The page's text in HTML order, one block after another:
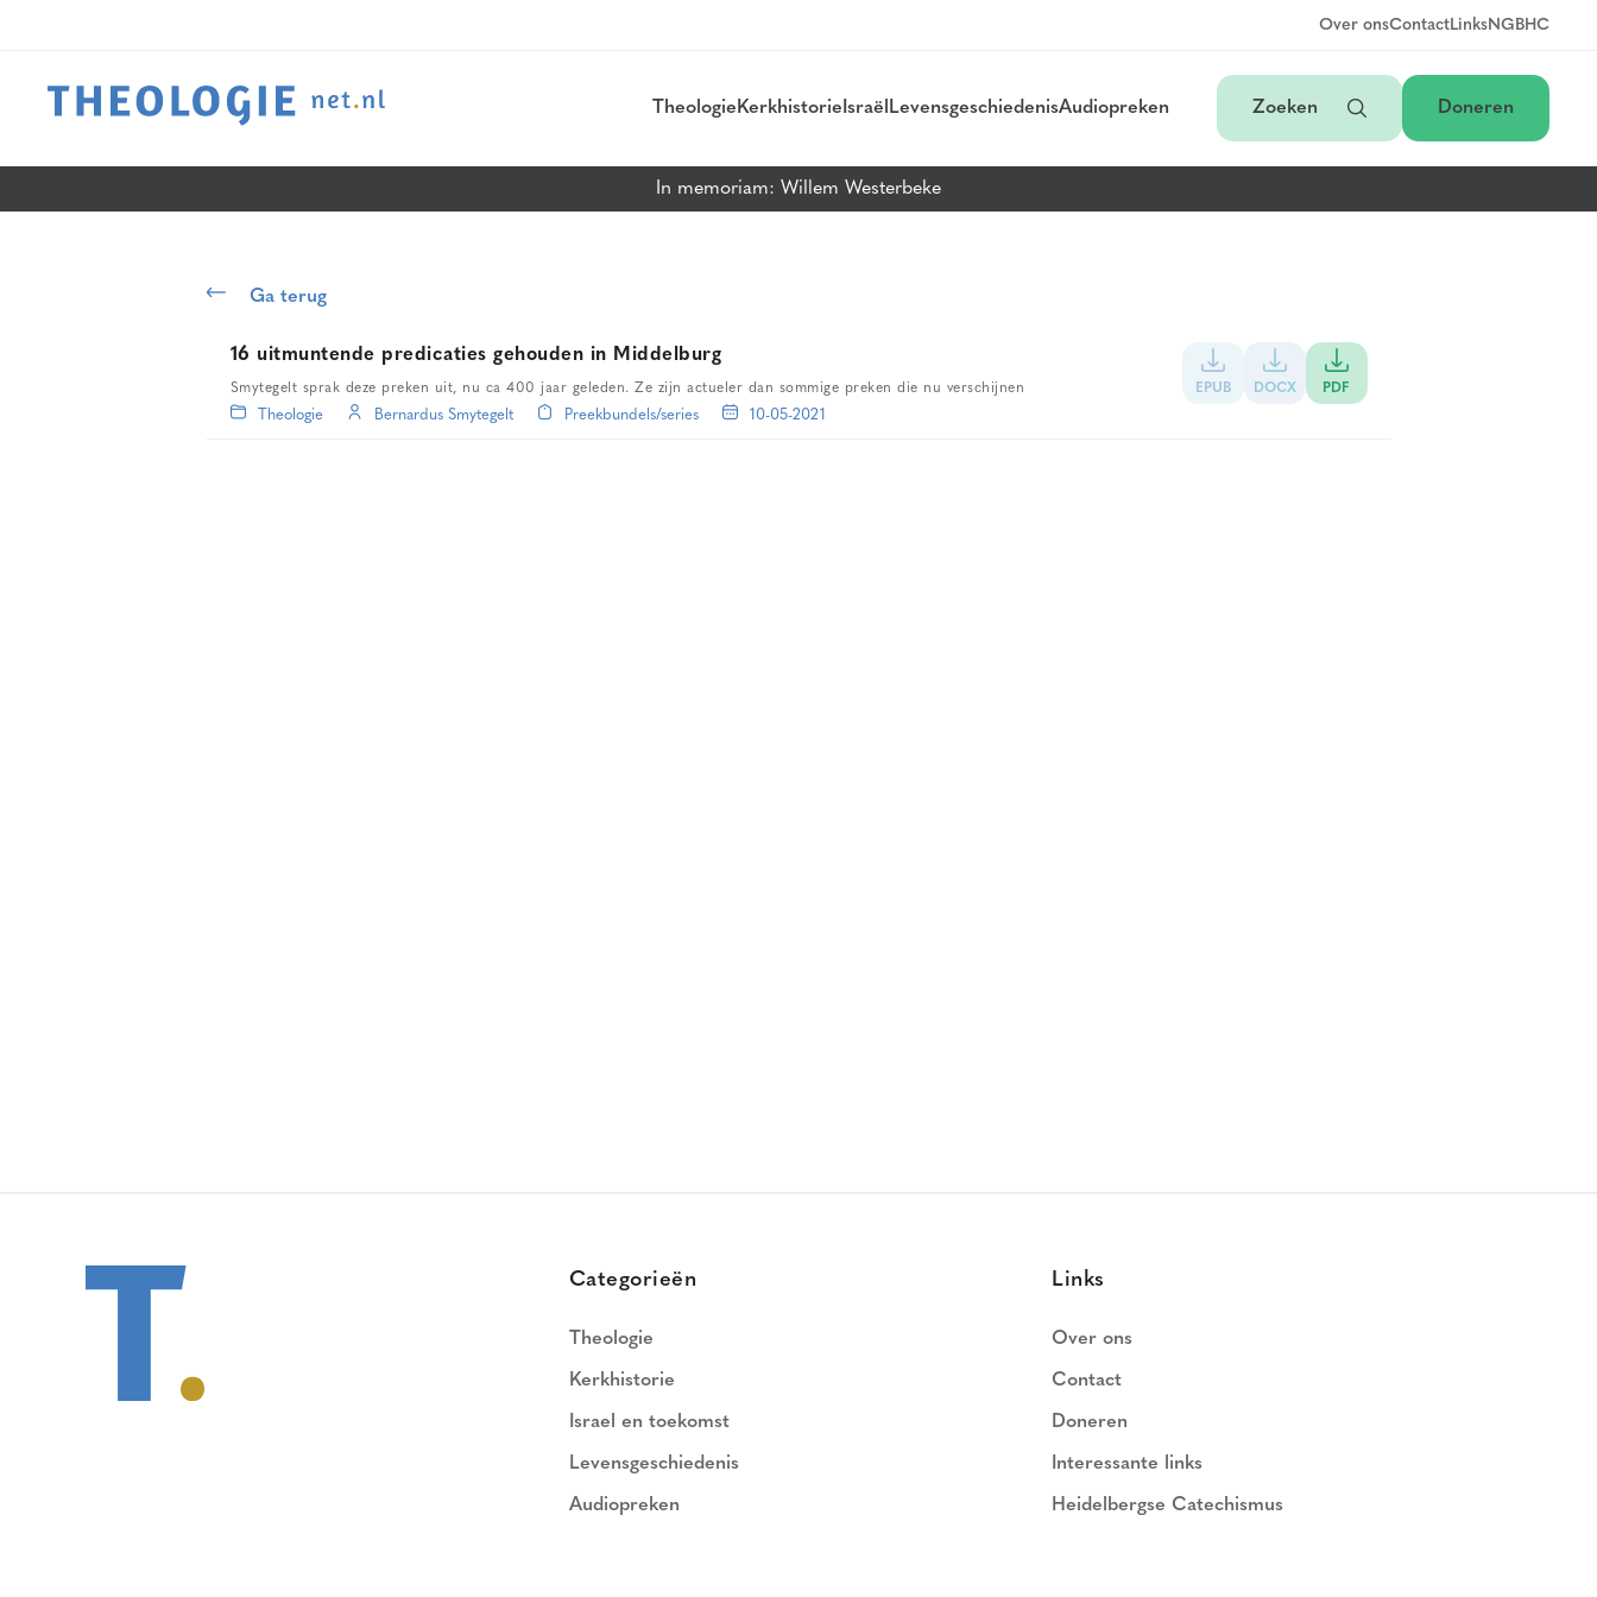
Over onsContactLinksNGBHC
Theologie Kerkhistorie Israël LevensgeschiedenisAudiopreken Zoeken Doneren
In memoriam: Willem Westerbeke
Ga terug
16 uitmuntende predicaties gehouden in Middelburg
Smytegelt sprak deze preken uit, nu ca 400 jaar geleden. Ze zijn actueler dan sommige preken die nu verschijnen
Theologie Bernardus Smytegelt Preekbundels/series 10-05-2021
EPUB DOCX PDF
Categorieën
Theologie
Kerkhistorie
Israel en toekomst
Levensgeschiedenis
Audiopreken
Links
Over ons
Contact
Doneren
Interessante links
Heidelbergse Catechismus